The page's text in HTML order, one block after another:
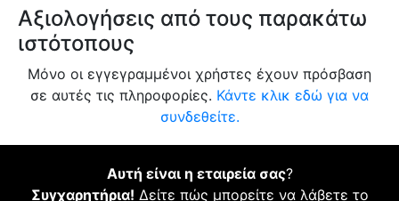
Αξιολογήσεις από τους παρακάτω
ιστότοπους
Μόνο οι εγγεγραμμένοι χρήστες έχουν πρόσβαση
σε αυτές τις πληροφορίες. Κάντε κλικ εδώ για να
συνδεθείτε.
Αυτή είναι η εταιρεία σας?
Συγχαρητήρια! Δείτε πώς μπορείτε να λάβετε το